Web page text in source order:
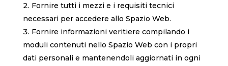
Fornire tutti i mezzi e i requisiti tecnici
necessari per accedere allo Spazio Web.
Fornire informazioni veritiere compilando i
moduli contenuti nello Spazio Web con i propri
dati personali e mantenendoli aggiornati in ogni